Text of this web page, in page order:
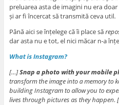
preluarea asta de imagini nu era
și ar fi încercat să transmită ceva util.
Până aici se înțelege că îi place să
dar asta nu e tot, el nici măcar n-a
What is Instagram?
[…]Snap a photo with your mobile
transform the image into a memory to
building Instagram to allow you to
lives through pictures as they happen.